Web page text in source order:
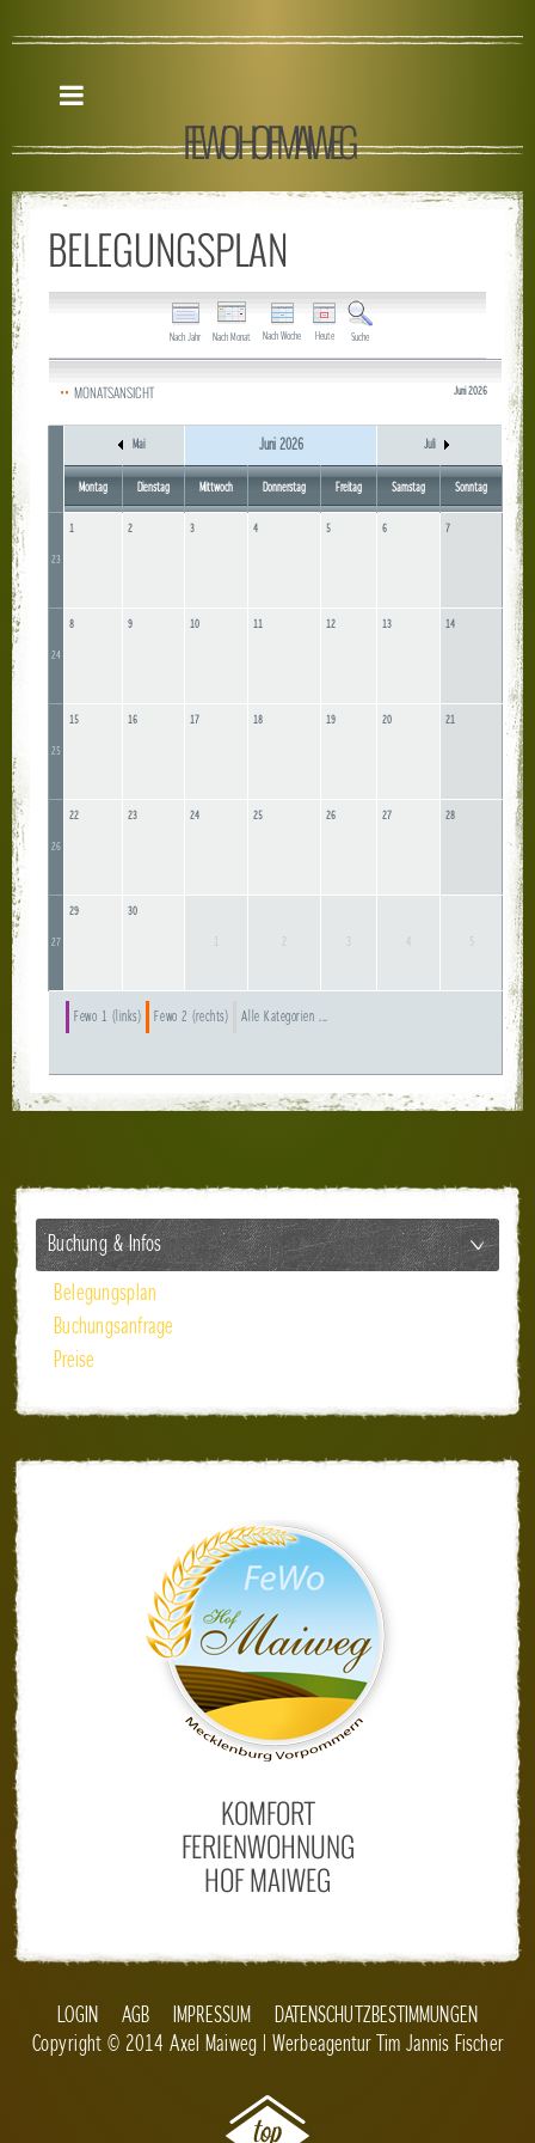
FEWO HOF MAIWEG
BELEGUNGSPLAN
Nach Jahr Nach Monat Nach Woche Heute Suche
MONATSANSICHT Juni 2026
Mai Juni 2026 Juli
Montag Dienstag Mittwoch Donnerstag Freitag Samstag Sonntag
23
1 2 3 4 5 6 7
24
8 9 10 11 12 13 14
25
15 16 17 18 19 20 21
26
22 23 24 25 26 27 28
27
29 30
3 5
Fewo 1 (links) Fewo 2 (rechts) Alle Kategorien ...
Buchung & Infos
Belegungsplan
Buchungsanfrage
Preise
KOMFORT
FERIENWOHNUNG
HOF MAIWEG
LOGIN AGB IMPRESSUM
DATENSCHUTZBESTIMMUNGEN
Copyright © 2014 Axel Maiweg | Werbeagentur
Tim Jannis Fischer